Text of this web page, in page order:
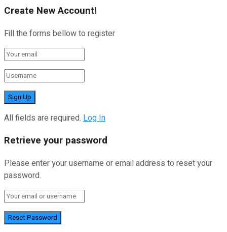
Create New Account!
Fill the forms bellow to register
All fields are required. Log In
Retrieve your password
Please enter your username or email address to reset your
password.